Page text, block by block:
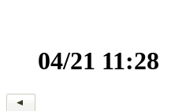
04/21 11:28